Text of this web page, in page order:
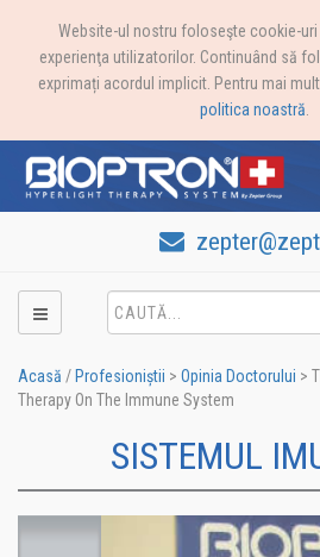
Website-ul nostru foloseşte cookie-
experienţa utilizatorilor. Continuând să
exprimați acordul implicit. Pentru mai
politica noastră
Acasă / Profesioniștii > Opinia Doctorului >
Therapy On The Immune System
SISTEMUL